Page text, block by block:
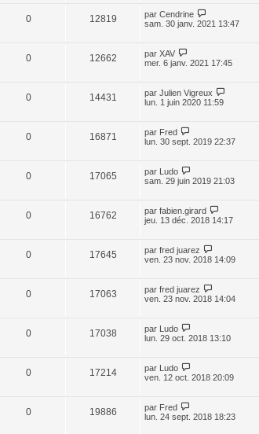
0 12819 par Cendrine
sam. 30 janv. 2021 13:47
0 12662 par XAV
mer. 6 janv. 2021 17:45
0 14431 par Julien Vigreux
lun. 1 juin 2020 11:59
0 16871 par Fred
lun. 30 sept. 2019 22:37
0 17065 par Ludo
sam. 29 juin 2019 21:03
0 16762 par fabien.girard
jeu. 13 déc. 2018 14:17
0 17645 par fred juarez
ven. 23 nov. 2018 14:09
0 17063 par fred juarez
ven. 23 nov. 2018 14:04
0 17038 par Ludo
lun. 29 oct. 2018 13:10
0 17214 par Ludo
ven. 12 oct. 2018 20:09
0 19886 par Fred
lun. 24 sept. 2018 18:23